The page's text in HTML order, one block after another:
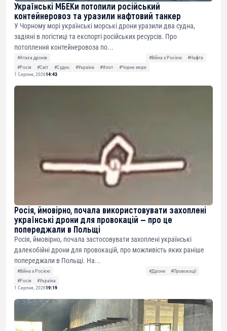
Українські МБЕКи потопили російський
контейнеровоз та уразили нафтовий танкер
У Чорному морі українські морські дрони уразили два судна,
задіяні в логістиці та експорті російських ресурсів. Про
потоплення контейнеровоза по...
#Атака дронів #Війна з Росією
#Нафта
#Росія
#Світ #Судно #Україна #Флот
#Чорне море
1 Серпня, 202614:43
Росія, ймовірно, почала використовувати захоплені
українські дрони для провокацій — про це
попереджали в Польщі
Росія, ймовірно, почала застосовувати захоплені українські
далекобійні дрони для провокацій, про можливість яких раніше
попереджали в Польщі. На...
#Війна з Росією #Дрони
#Провокації
#Росія
#Україна
1 Серпня, 202619:19